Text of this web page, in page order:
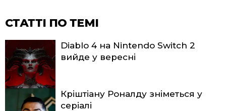
СТАТТІ ПО ТЕМІ
Diablo 4 на Nintendo Switch 2
вийде у вересні
Кріштіану Роналду зніметься у
серіалі